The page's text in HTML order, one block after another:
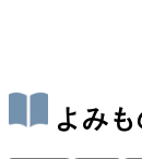
よみ